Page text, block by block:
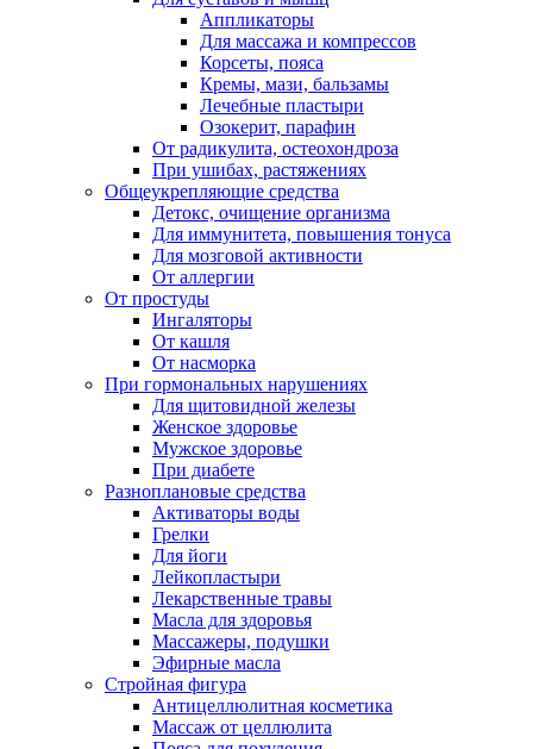
Аппликаторы
Для массажа и компрессов
Корсеты, пояса
Кремы, мази, бальзамы
Лечебные пластыри
Озокерит, парафин
От радикулита, остеохондроза
При ушибах, растяжениях
Общеукрепляющие средства
Детокс, очищение организма
Для иммунитета, повышения тонуса
Для мозговой активности
От аллергии
От простуды
Ингаляторы
От кашля
От насморка
При гормональных нарушениях
Для щитовидной железы
Женское здоровье
Мужское здоровье
При диабете
Разноплановые средства
Активаторы воды
Грелки
Для йоги
Лейкопластыри
Лекарственные травы
Масла для здоровья
Массажеры, подушки
Эфирные масла
Стройная фигура
Антицеллюлитная косметика
Массаж от целлюлита